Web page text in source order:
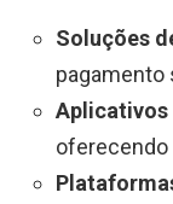
Soluções
pagamento
Aplicativos
oferecendo